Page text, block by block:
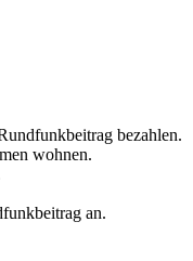
bezahlen.
wohnen.
an.